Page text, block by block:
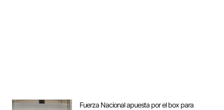
Fuerza Nacional apuesta por el box para